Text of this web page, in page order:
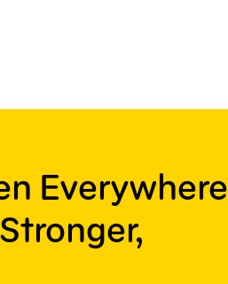
Everywhere